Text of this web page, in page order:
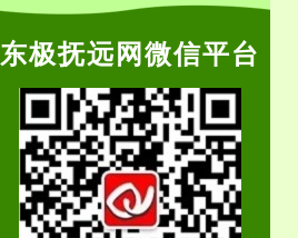
东极抚远网微信平台